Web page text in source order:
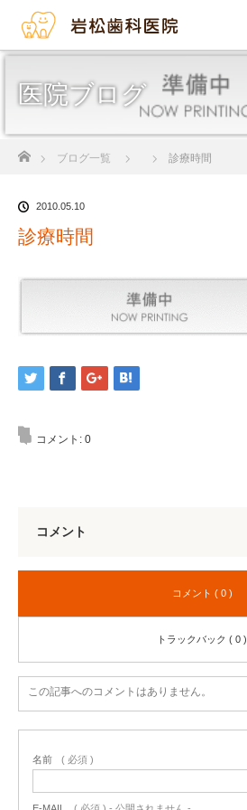
医院ブログ
ブログ一覧 診療時間
2010.05.10
診療時間
コメント: 0
コメント
コメント ( 0 )
トラックバック ( 0 )
この記事へのコメントはありません。
名前 ( 必須 )